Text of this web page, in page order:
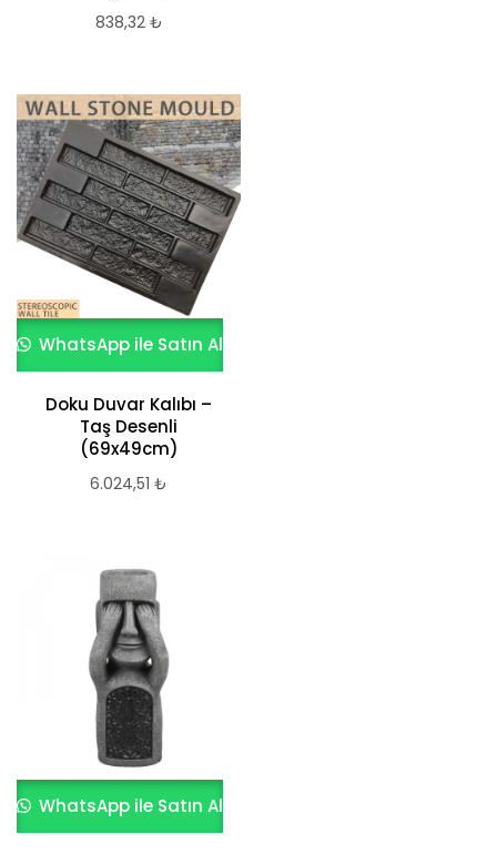
838,32 ₺
WhatsApp ile Satın Al
Doku Duvar Kalıbı –
Taş Desenli
(69x49cm)
6.024,51 ₺
WhatsApp ile Satın Al